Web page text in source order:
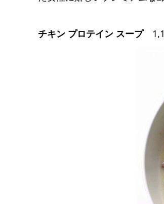
チキン プロテイン スープ